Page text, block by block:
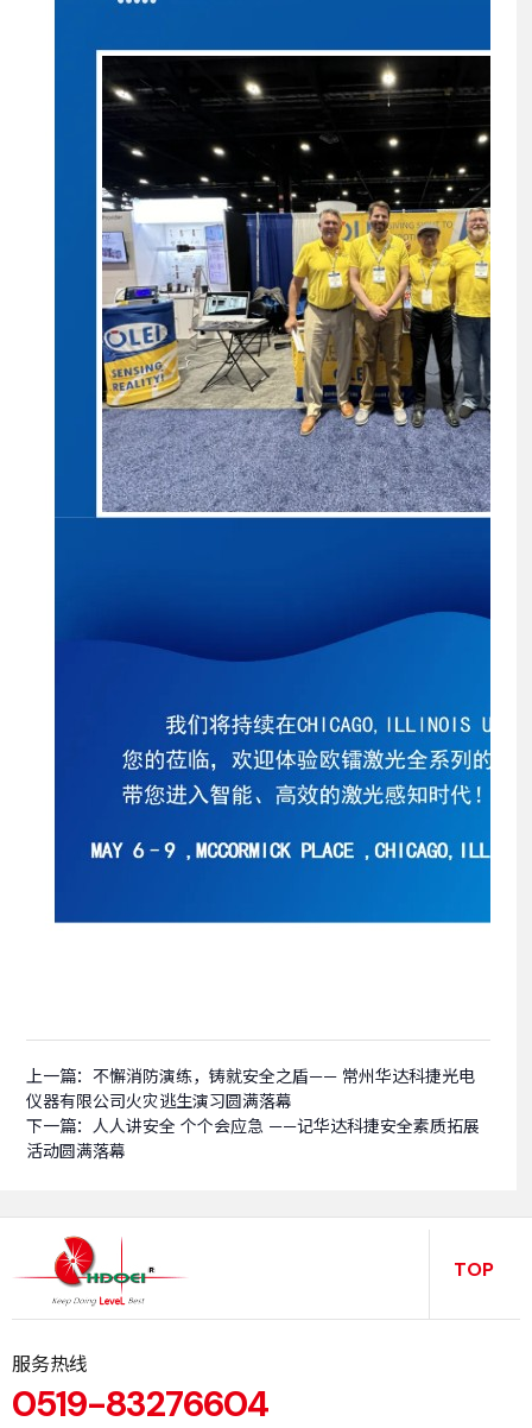
上一篇： 不懈消防演练，铸就安全之盾—— 常州华达科捷光电
仪器有限公司火灾逃生演习圆满落幕
下一篇： 人人讲安全 个个会应急 ——记华达科捷安全素质拓展
活动圆满落幕
TOP
服务热线
0519-83276604